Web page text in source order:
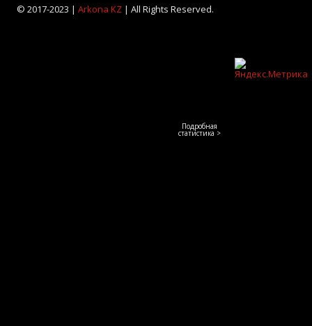
© 2017-2023 | Arkona KZ| All Rights Reserved.
Подробная
статистика >